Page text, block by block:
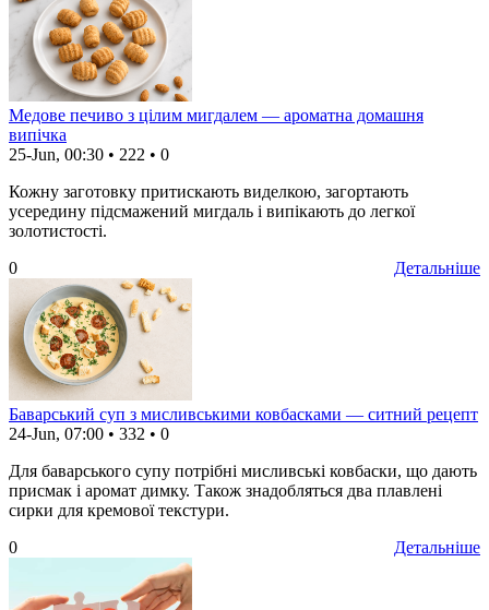
Медове печиво з цілим мигдалем — ароматна домашня
випічка
25-Jun, 00:30 • 222 • 0
Кожну заготовку притискають виделкою, загортають
усередину підсмажений мигдаль і випікають до легкої
золотистості.
Детальніше
0
Баварський суп з мисливськими ковбасками — ситний рецепт
24-Jun, 07:00 • 332 • 0
Для баварського супу потрібні мисливські ковбаски, що дають
присмак і аромат димку. Також знадобляться два плавлені
сирки для кремової текстури.
Детальніше
0